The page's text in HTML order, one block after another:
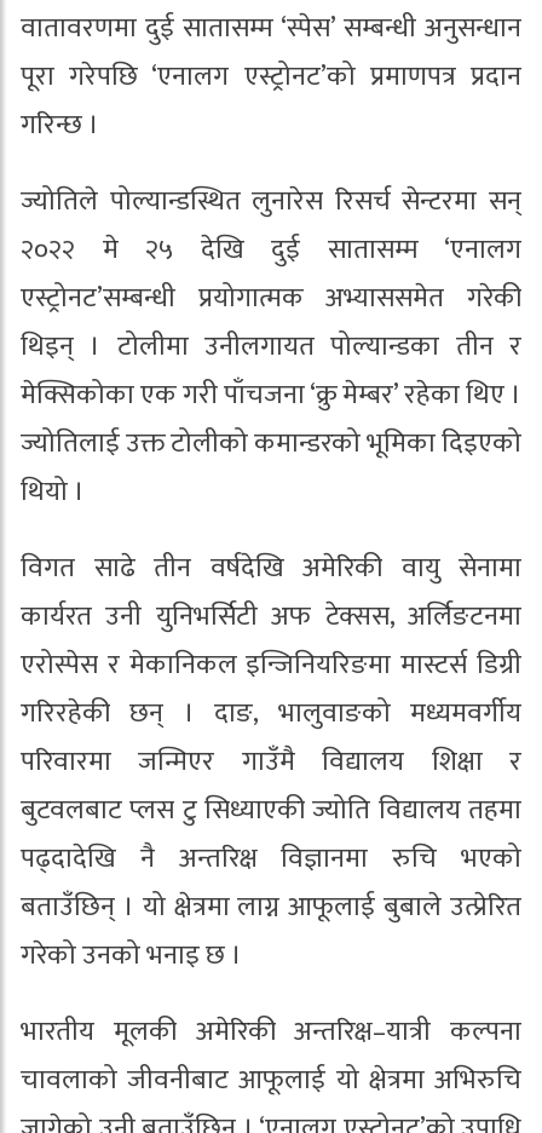
वातावरणमा दुई सातासम्म ‘स्पेस’ सम्बन्धी अनुसन्धान
पूरा गरेपछि ‘एनालग एस्ट्रोनट’को प्रमाणपत्र प्रदान
गरिन्छ ।
ज्योतिले पोल्यान्डस्थित लुनारेस रिसर्च सेन्टरमा सन्
२०२२ मे २५ देखि दुई सातासम्म ‘एनालग
एस्ट्रोनट’सम्बन्धी प्रयोगात्मक अभ्याससमेत गरेकी
थिइन् । टोलीमा उनीलगायत पोल्यान्डका तीन र
मेक्सिकोका एक गरी पाँचजना ‘क्रु मेम्बर’ रहेका थिए ।
ज्योतिलाई उक्त टोलीको कमान्डरको भूमिका दिइएको
थियो ।
विगत साढे तीन वर्षदेखि अमेरिकी वायु सेनामा
कार्यरत उनी युनिभर्सिटी अफ टेक्सस, अर्लिङटनमा
एरोस्पेस र मेकानिकल इन्जिनियरिङमा मास्टर्स डिग्री
गरिरहेकी छन् । दाङ, भालुवाङको मध्यमवर्गीय
परिवारमा जन्मिएर गाउँमै विद्यालय शिक्षा र
बुटवलबाट प्लस टु सिध्याएकी ज्योति विद्यालय तहमा
पढ्दादेखि नै अन्तरिक्ष विज्ञानमा रुचि भएको
बताउँछिन् । यो क्षेत्रमा लाग्न आफूलाई बुबाले उत्प्रेरित
गरेको उनको भनाइ छ ।
भारतीय मूलकी अमेरिकी अन्तरिक्ष–यात्री कल्पना
चावलाको जीवनीबाट आफूलाई यो क्षेत्रमा अभिरुचि